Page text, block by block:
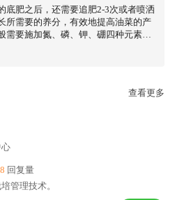
底肥之后，还需要追肥2-3次或者喷洒
所需要的养分，有效地提高油菜的产
需要施加氮、磷、钾、硼四种元素，
硫、锌等较多的微量元素。
查看更多
回复量
管理技术。